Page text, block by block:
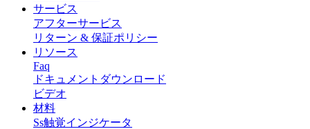
サービス
アフターサービス
リターン & 保証ポリシー
リソース
Faq
ドキュメントダウンロード
ビデオ
材料
Ss触覚インジケータ